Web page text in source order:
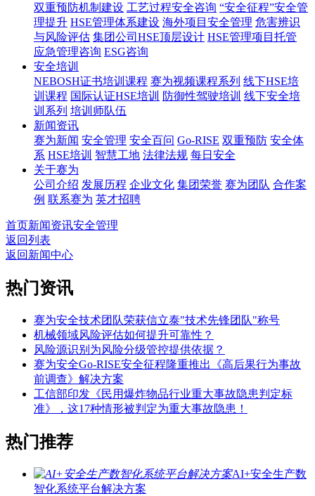
双重预防机制建设 工艺过程安全咨询 “安全征程”安全管
理提升 HSE管理体系建设 海外项目安全管理 危害辨识
与风险评估 集团公司HSE顶层设计 HSE管理项目托管
应急管理咨询 ESG咨询
安全培训
NEBOSH证书培训课程 赛为视频课程系列 线下HSE培
训课程 国际认证HSE培训 防御性驾驶培训 线下安全培
训系列 培训师队伍
新闻资讯
赛为新闻 安全管理 安全百问 Go-RISE 双重预防 安全体
系 HSE培训 智慧工地 法律法规 每日安全
关于赛为
公司介绍 发展历程 企业文化 集团荣誉 赛为团队 合作案
例 联系赛为 英才招聘
首页新闻资讯安全管理
返回列表
返回新闻中心
热门资讯
赛为安全技术团队荣获信立泰"技术先锋团队"称号
机械领域风险评估如何提升可靠性？
风险源识别为风险分级管控提供依据？
赛为安全Go-RISE安全征程隆重推出《高后果行为事故
前调查》解决方案
工信部印发《民用爆炸物品行业重大事故隐患判定标
准》，这17种情形被判定为重大事故隐患！
热门推荐
AI+安全生产数
智化系统平台解决方案